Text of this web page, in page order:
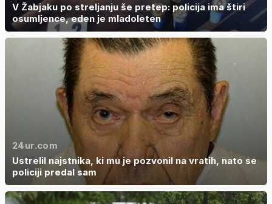
V Žabjaku po streljanju še pretep: policija ima štiri
osumljence, eden je mladoleten
24ur.com
Ustrelil najstnika, ki mu je pozvonil na vratih, nato se
policiji predal sam